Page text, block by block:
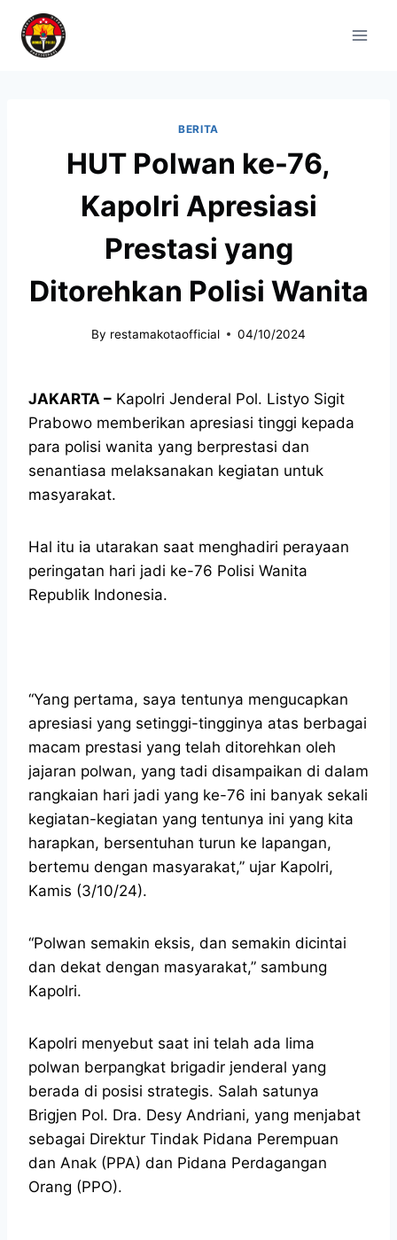
BERITA
HUT Polwan ke-76,
Kapolri Apresiasi
Prestasi yang
Ditorehkan Polisi Wanita
By restamakotaofficial 04/10/2024
JAKARTA – Kapolri Jenderal Pol. Listyo Sigit
Prabowo memberikan apresiasi tinggi kepada
para polisi wanita yang berprestasi dan
senantiasa melaksanakan kegiatan untuk
masyarakat.
Hal itu ia utarakan saat menghadiri perayaan
peringatan hari jadi ke-76 Polisi Wanita
Republik Indonesia.
“Yang pertama, saya tentunya mengucapkan
apresiasi yang setinggi-tingginya atas berbagai
macam prestasi yang telah ditorehkan oleh
jajaran polwan, yang tadi disampaikan di dalam
rangkaian hari jadi yang ke-76 ini banyak sekali
kegiatan-kegiatan yang tentunya ini yang kita
harapkan, bersentuhan turun ke lapangan,
bertemu dengan masyarakat,” ujar Kapolri,
Kamis (3/10/24).
“Polwan semakin eksis, dan semakin dicintai
dan dekat dengan masyarakat,” sambung
Kapolri.
Kapolri menyebut saat ini telah ada lima
polwan berpangkat brigadir jenderal yang
berada di posisi strategis. Salah satunya
Brigjen Pol. Dra. Desy Andriani, yang menjabat
sebagai Direktur Tindak Pidana Perempuan
dan Anak (PPA) dan Pidana Perdagangan
Orang (PPO).